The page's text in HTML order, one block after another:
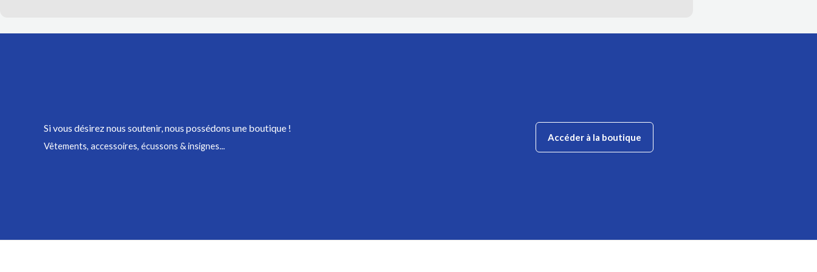
Si vous désirez nous soutenir,nous possédons une boutique !
Vêtements, accessoires, écussons & insignes...
Accéder à la boutique